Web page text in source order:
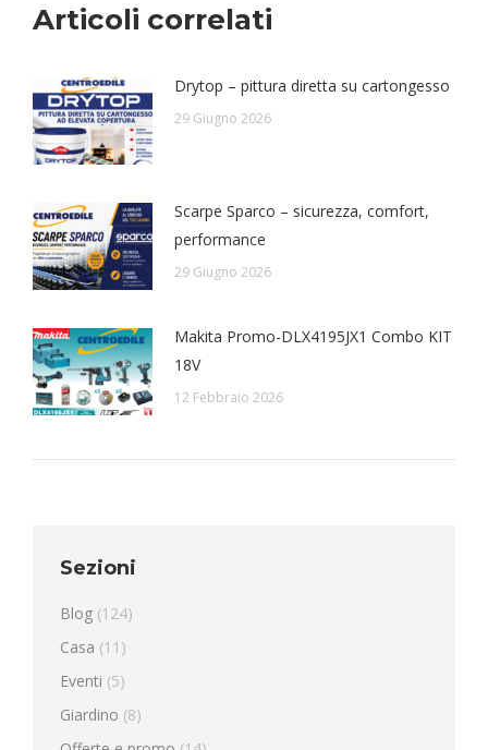
Articoli correlati
Drytop – pittura diretta su cartongesso
29 Giugno 2026
Scarpe Sparco – sicurezza, comfort,
performance
29 Giugno 2026
Makita Promo-DLX4195JX1 Combo KIT
18V
12 Febbraio 2026
Sezioni
Blog (124)
Casa (11)
Eventi (5)
Giardino (8)